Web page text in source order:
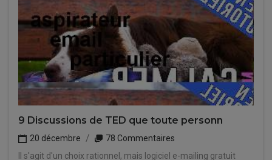
9 Discussions de TED que toute personn
20 décembre
78 Commentaires
Il s'agit d'un choix rationnel, mais logiciel e-mailing gratuit